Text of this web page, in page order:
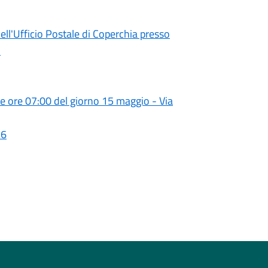
Postale di Coperchia presso
ore 07:00 del giorno 15 maggio - Via